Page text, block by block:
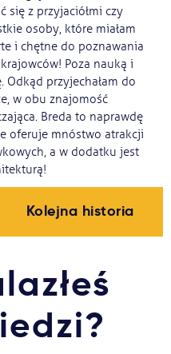
się z przyjaciółmi czy
osoby, które miałam
i chętne do poznawania
Poza nauką i
przyjechałam do
w obu znajomość
Breda to naprawdę
oferuje mnóstwo atrakcji
a w dodatku jest
Kolejna historia